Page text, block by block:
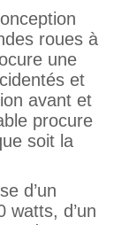
roues à
une
et
avant et
procure
soit la
d’un
watts, d’un